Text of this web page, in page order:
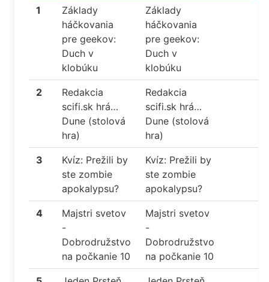
1
Základy
háčkovania
pre geekov:
Duch v
klobúku
Základy
háčkovania
pre geekov:
Duch v
klobúku
2
Redakcia
scifi.sk hrá…
Dune (stolová
hra)
Redakcia
scifi.sk hrá…
Dune (stolová
hra)
3
Kvíz: Prežili by
ste zombie
apokalypsu?
Kvíz: Prežili by
ste zombie
apokalypsu?
4
Majstri svetov
-
Dobrodružstvo
na počkanie 10
Majstri svetov
-
Dobrodružstvo
na počkanie 10